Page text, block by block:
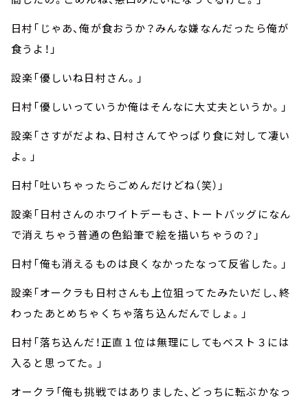
日村「じゃあ、俺が食おうか？みんな嫌なんだったら俺が
食うよ！」
設楽「優しいね日村さん。」
日村「優しいっていうか俺はそんなに大丈夫というか。」
設楽「さすがだよね、日村さんてやっぱり食に対して凄い
よ。」
日村「吐いちゃったらごめんだけどね（笑）」
設楽「日村さんのホワイトデーもさ、トートバッグになん
で消えちゃう普通の色鉛筆で絵を描いちゃうの？」
日村「俺も消えるものは良くなかったなって反省した。」
設楽「オークラも日村さんも上位狙ってたみたいだし、終
わったあとめちゃくちゃ落ち込んだんでしょ。」
日村「落ち込んだ！正直１位は無理にしてもベスト３には
入ると思ってた。」
オークラ「俺も挑戦ではありました、どっちに転ぶかなっ